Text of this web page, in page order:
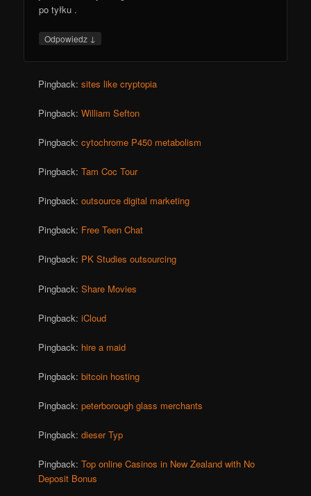
po tyłku .
Odpowiedz ↓
Pingback:sites like cryptopia
Pingback:William Sefton
Pingback:cytochrome P450 metabolism
Pingback:Tam Coc Tour
Pingback:outsource digital marketing
Pingback: Free Teen Chat
Pingback: PK Studies outsourcing
Pingback:Share Movies
Pingback:iCloud
Pingback: hire a maid
Pingback:bitcoin hosting
Pingback:peterborough glass merchants
Pingback:dieser Typ
Pingback:Top online Casinos in New Zealand with No
Deposit Bonus